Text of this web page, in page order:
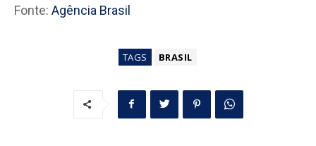
Fonte: Agência Brasil
TAGS BRASIL